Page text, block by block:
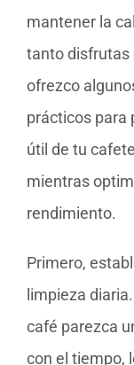
mantener la
tanto disfrutas
ofrezco
prácticos para
útil de tu
mientras
rendimiento.
Primero,
limpieza
café parezca
con el tiempo,